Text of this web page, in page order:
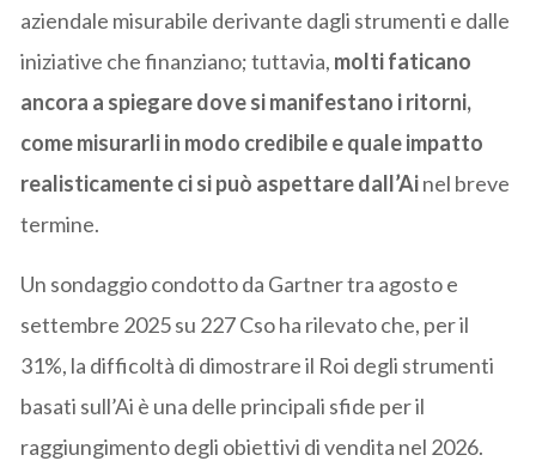
aziendale misurabile derivante dagli strumenti e dalle
iniziative che finanziano; tuttavia, molti faticano
ancora a spiegare dove si manifestano i ritorni,
come misurarli in modo credibile e quale impatto
realisticamente ci si può aspettare dall’Ainel breve
termine.
Un sondaggio condotto da Gartner tra agosto e
settembre 2025 su 227 Cso ha rilevato che, per il
31%, la difficoltà di dimostrare il Roi degli strumenti
basati sull’Ai è una delle principali sfide per il
raggiungimento degli obiettivi di vendita nel 2026.